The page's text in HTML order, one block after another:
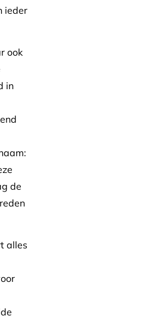
ieder
ook
in
de
alles